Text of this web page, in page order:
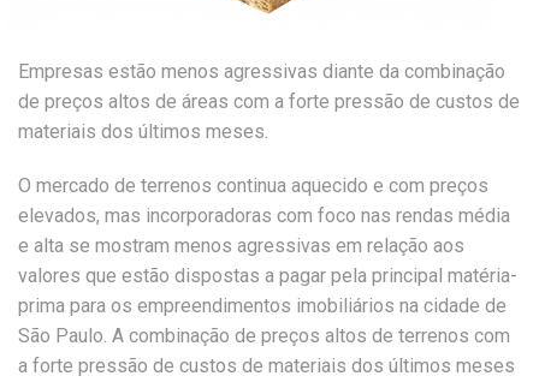
Empresas estão menos agressivas diante da combinação
de preços altos de áreas com a forte pressão de custos de
materiais dos últimos meses.
O mercado de terrenos continua aquecido e com preços
elevados, mas incorporadoras com foco nas rendas média
e alta se mostram menos agressivas em relação aos
valores que estão dispostas a pagar pela principal matéria-
prima para os empreendimentos imobiliários na cidade de
São Paulo. A combinação de preços altos de terrenos com
a forte pressão de custos de materiais dos últimos meses